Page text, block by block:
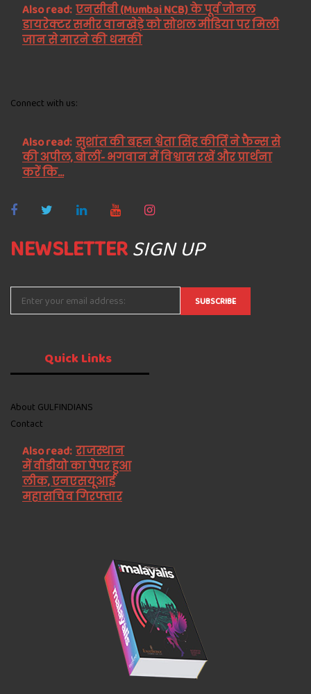
Also read: एनसीबी (Mumbai NCB) के पूर्व जोनल
डायरेक्टर समीर वानखेड़े को सोशल मीडिया पर मिली
जान से मारने की धमकी
Connect with us:
Also read: सुशांत की बहन श्वेता सिंह कीर्ति ने फैन्स से
की अपील, बोलीं- भगवान में विश्वास रखें और प्रार्थना
करें कि...
NEWSLETTERSIGN UP
QuickLinks
About GULFINDIANS
Contact
Also read: राजस्थान
में वीडीयो का पेपर हुआ
लीक, एनएसयूआई
महासचिव गिरफ्तार